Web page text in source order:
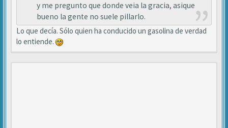
y me pregunto que donde veia la gracia, asique
bueno la gente no suele pillarlo.
Lo que decía. Sólo quien ha conducido un gasolina de verdad
lo entiende.